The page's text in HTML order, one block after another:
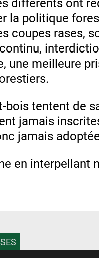
la politique
coupes rases,
une meilleure
bois tentent de
jamais
jamais
en interpellant